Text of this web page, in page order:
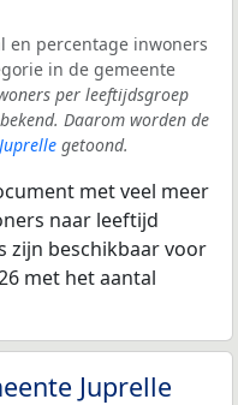
en percentage inwoners
in de gemeente
per leeftijdsgroep
Daarom worden de
getoond.
met veel meer
naar leeftijd
zijn beschikbaar voor
met het aantal
Juprelle